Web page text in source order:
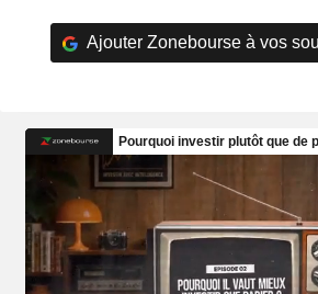
Ajouter Zonebourse à vos